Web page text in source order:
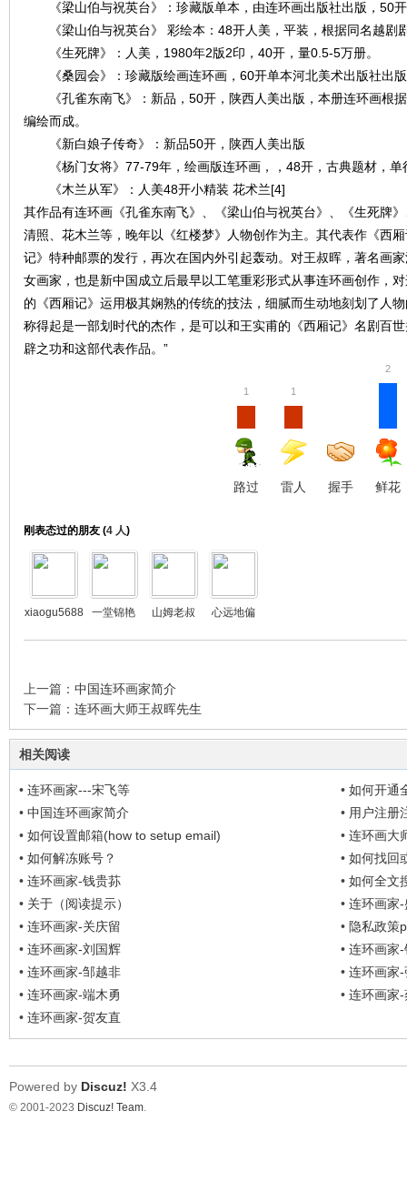
《梁山伯与祝英台》：珍藏版单本，由连环画出版社出版，50
《梁山伯与祝英台》 彩绘本：48开人美，平装，根据同名越剧
《生死牌》：人美，1980年2版2印，40开，量0.5-5万册。
《桑园会》：珍藏版绘画连环画，60开单本河北美术出版社出
《孔雀东南飞》：新品，50开，陕西人美出版，本册连环画根
编绘而成。
《新白娘子传奇》：新品50开，陕西人美出版
《杨门女将》77-79年，绘画版连环画，，48开，古典题材，单
《木兰从军》：人美48开小精装 花术兰[4]
其作品有连环画《孔雀东南飞》、《梁山伯与祝英台》、《生死牌
清照、花木兰等，晚年以《红楼梦》人物创作为主。其代表作《西
记》特种邮票的发行，再次在国内外引起轰动。对王叔晖，著名画
女画家，也是新中国成立后最早以工笔重彩形式从事连环画创作，
的《西厢记》运用极其娴熟的传统的技法，细腻而生动地刻划了人
称得起是一部划时代的杰作，是可以和王实甫的《西厢记》名剧
辟之功和这部代表作品。”
1
路过
1
雷人 握手
2
鲜花
刚表态过的朋友 (4 人)
xiaogu5688 一堂锦艳 山姆老叔 心远地偏
上一篇： 中国连环画家简介
下一篇： 连环画大师王叔晖先生
相关阅读
• 连环画家---宋飞等 • 如何开通
• 中国连环画家简介 • 用户注册
• 如何设置邮箱(how to setup email) • 连环画大
• 如何解冻账号？ • 如何找回
• 连环画家-钱贵荪 • 如何全文
search)
• 关于（阅读提示） • 连环画家
• 连环画家-关庆留 • 隐私政策
• 连环画家-刘国辉 • 连环画家
• 连环画家-邹越非 • 连环画家
• 连环画家-端木勇 • 连环画家
• 连环画家-贺友直
Powered by Discuz! X3.4
© 2001-2023 Discuz! Team